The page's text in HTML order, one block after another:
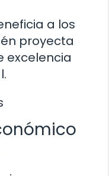
a los
proyecta
excelencia